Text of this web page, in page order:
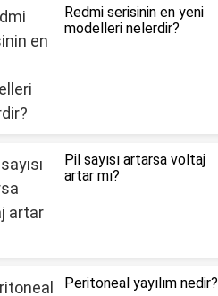
Redmi serisinin en yeni
modelleri nelerdir?
Pil sayısı artarsa voltaj
artar mı?
Peritoneal yayılım nedir?